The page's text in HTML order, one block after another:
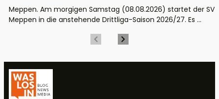
Meppen. Am morgigen Samstag (08.08.2026) startet der SV
Meppen in die anstehende Drittliga-Saison 2026/27. Es ...